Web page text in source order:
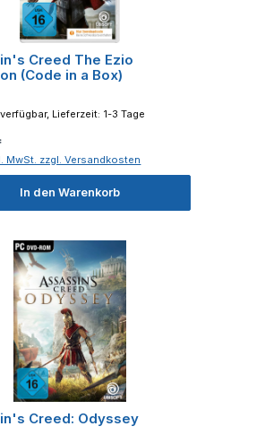
Creed The Ezio
(Code in a Box)
Lieferzeit: 1-3 Tage
MwSt. zzgl. Versandkosten
In den Warenkorb
Creed: Odyssey